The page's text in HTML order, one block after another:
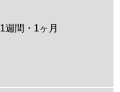
1週間・1ヶ月